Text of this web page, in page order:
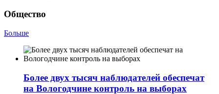
Общество
Больше
Более двух тысяч наблюдателей обеспечат
на Вологодчине контроль на выборах